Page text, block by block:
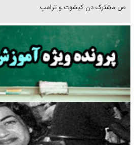
رقص مشترک دن کیشوت و ترامپ
دنده دولت به واگذاری مسئله‌دار ایران‌خودرو/
غریزه‌ی بقا و آقای باقی و رفقا
جراحی‌های زیبایی با مدرک فوق‌دیپلم! + گفت‌وگو
گفت‌وگو با همسر یکی از شهدای جنگ رمضان/
انگشت‌های پا شناسایی کردیم
نسلی که آنلاین الگو می‌گیرد